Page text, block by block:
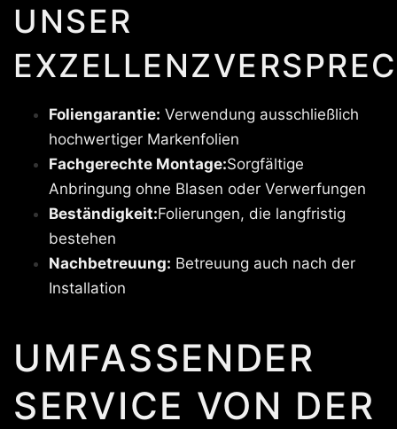
UNSER
Foliengarantie: Verwendung ausschließlich
hochwertiger Markenfolien
Fachgerechte Montage:Sorgfältige
Anbringung ohne Blasen oder Verwerfungen
Beständigkeit:Folierungen, die langfristig
bestehen
Nachbetreuung: Betreuung auch nach der
Installation
UMFASSENDER
SERVICE VON DER